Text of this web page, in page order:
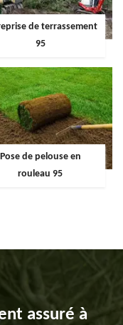
de terrassement
95
Pose de pelouse en
rouleau 95
assuré à